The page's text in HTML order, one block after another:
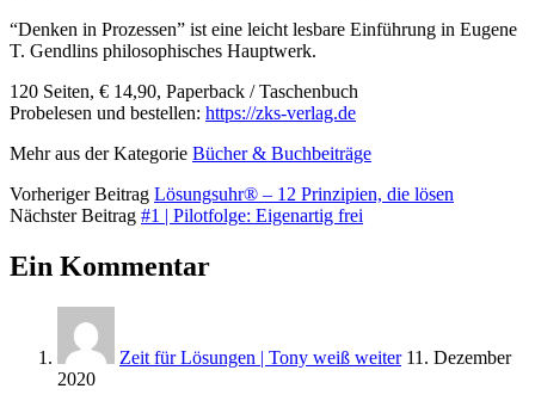
“Denken in Prozessen” ist eine leicht lesbare Einführung in Eugene
T. Gendlins philosophisches Hauptwerk.
120 Seiten, € 14,90, Paperback / Taschenbuch
Probelesen und bestellen: https://zks-verlag.de
Mehr aus der Kategorie Bücher & Buchbeiträge
Vorheriger Beitrag Lösungsuhr® – 12 Prinzipien, die lösen
Nächster Beitrag #1 | Pilotfolge: Eigenartig frei
Ein Kommentar
Zeit für Lösungen | Tony weiß weiter 11. Dezember
2020